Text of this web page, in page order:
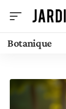
Botanique